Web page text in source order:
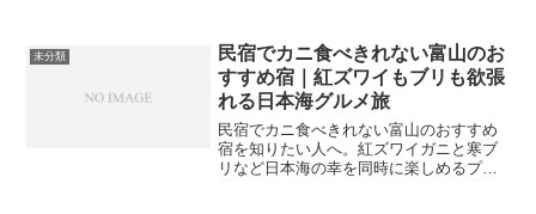
未分類
民宿でカニ食べきれない富山のお
すすめ宿｜紅ズワイもブリも欲張
れる日本海グルメ旅
民宿でカニ食べきれない富山のおすすめ
宿を知りたい人へ。紅ズワイガニと寒ブ
リなど日本海の幸を同時に楽しめるプラ